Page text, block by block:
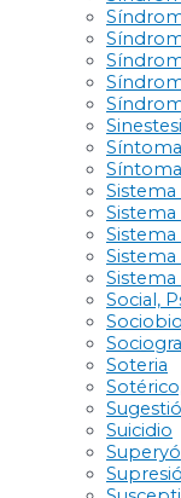
Síntoma
Social,
Soteria
Suicidio
Superyó